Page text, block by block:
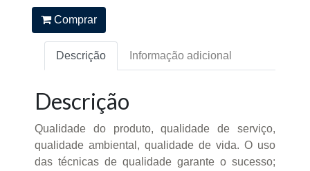
Comprar
Descrição Informação adicional
Descrição
Qualidade do produto, qualidade de serviço,
qualidade ambiental, qualidade de vida. O uso
das técnicas de qualidade garante o sucesso;